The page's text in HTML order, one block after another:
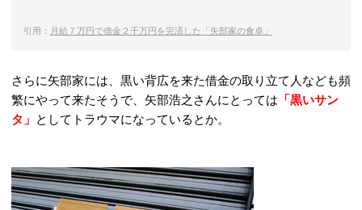
引用： 月給７万円で借金２千万円を完済した「矢部家の食卓」
さらに矢部家には、黒い背広を来た借金の取り立て人なども頻
繁にやって来たそうで、矢部浩之さんにとっては 「黒いサン
タ」 としてトラウマになっているとか。